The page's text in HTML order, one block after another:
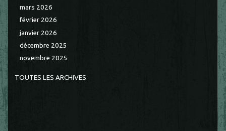
mars 2026
février 2026
janvier 2026
décembre 2025
novembre 2025
TOUTES LES ARCHIVES